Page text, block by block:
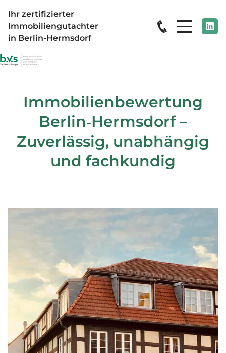
Ihr zertifizierter
Immobiliengutachter
in Berlin-Hermsdorf
Immobilienbewertung
Berlin‑Hermsdorf –
Zuverlässig, unabhängig
und fachkundig